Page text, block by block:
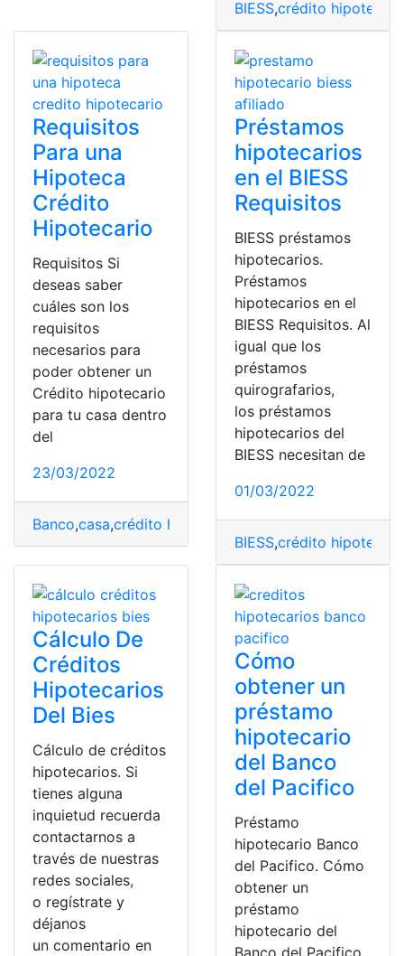
BIESS,crédito
Requisitos
Para una
Hipoteca
Crédito
Hipotecario
Requisitos Si
deseas saber
cuáles son los
requisitos
necesarios para
poder obtener un
Crédito hipotecario
para tu casa dentro
del
23/03/2022
Banco,casa,crédito hipotecario,documentos,España
Préstamos
hipotecarios
en el BIESS
Requisitos
BIESS préstamos
hipotecarios.
Préstamos
hipotecarios en el
BIESS Requisitos. Al
igual que los
préstamos
quirografarios,
los préstamos
hipotecarios del
BIESS necesitan de
01/03/2022
BIESS,crédito
Cálculo De
Créditos
Hipotecarios
Del Bies
Cálculo de créditos
hipotecarios. Si
tienes alguna
inquietud recuerda
contactarnos a
través de nuestras
redes sociales,
o regístrate y
déjanos
un comentario en
Cómo
obtener un
préstamo
hipotecario
del Banco
del Pacifico
Préstamo
hipotecario Banco
del Pacifico. Cómo
obtener un
préstamo
hipotecario del
Banco del Pacifico.